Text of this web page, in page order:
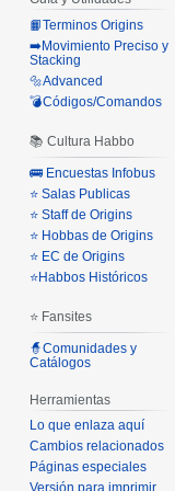
📙Terminos Origins
➡️Movimiento Preciso y
Stacking
🔩Advanced
💣Códigos/Comandos
📚 Cultura Habbo
🚌 Encuestas Infobus
⭐ Salas Publicas
⭐ Staff de Origins
⭐ Hobbas de Origins
⭐ EC de Origins
⭐Habbos Históricos
⭐ Fansites
🧙Comunidades y
Catálogos
Herramientas
Lo que enlaza aquí
Cambios relacionados
Páginas especiales